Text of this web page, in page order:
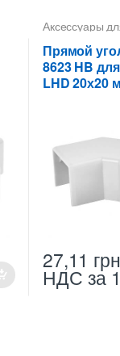
Аксессуары
Прямой
8623 HB
LHD 20х20
27,11
НДС за